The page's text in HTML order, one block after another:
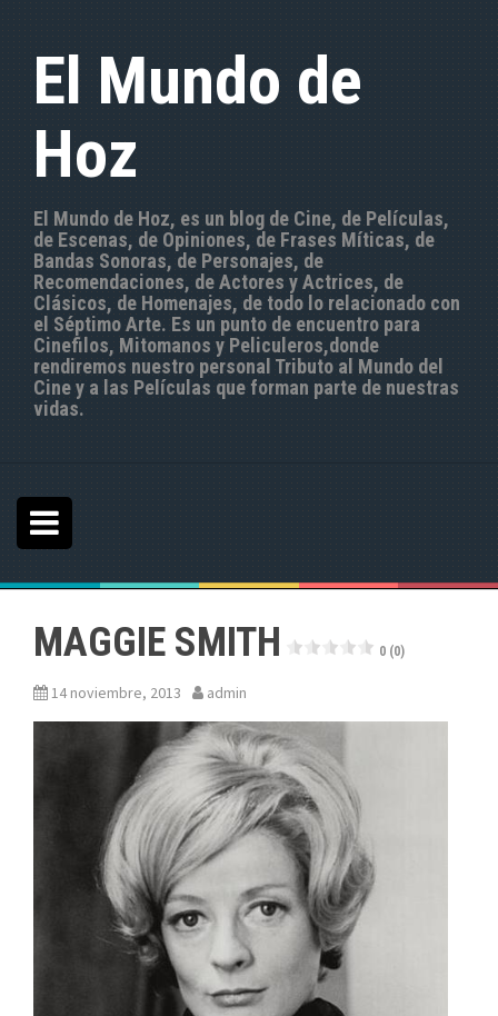
El Mundo de
Hoz
El Mundo de Hoz, es un blog de Cine, de Películas,
de Escenas, de Opiniones, de Frases Míticas, de
Bandas Sonoras, de Personajes, de
Recomendaciones, de Actores y Actrices, de
Clásicos, de Homenajes, de todo lo relacionado con
el Séptimo Arte. Es un punto de encuentro para
Cinefilos, Mitomanos y Peliculeros,donde
rendiremos nuestro personal Tributo al Mundo del
Cine y a las Películas que forman parte de nuestras
vidas.
MAGGIE SMITH 0 (0)
14 noviembre, 2013 admin